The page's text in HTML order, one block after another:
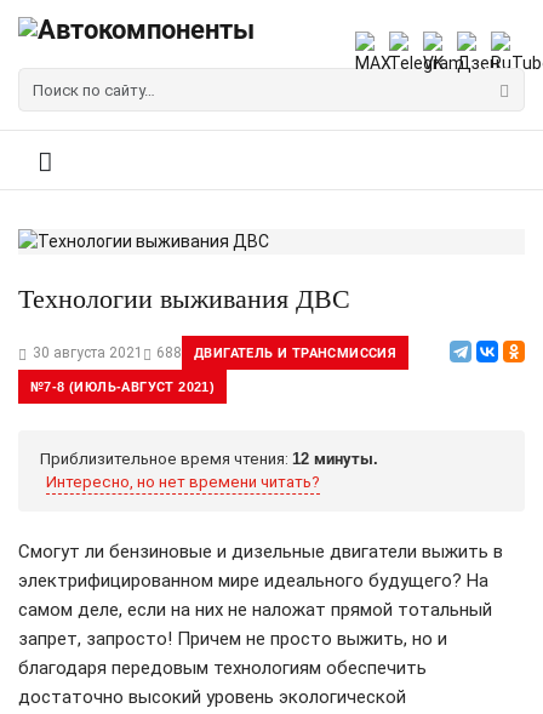
Технологии выживания ДВС
30 августа 2021 688 ДВИГАТЕЛЬ И ТРАНСМИССИЯ
№7-8 (ИЮЛЬ-АВГУСТ 2021)
Приблизительное время чтения: 12 минуты.
Интересно, но нет времени читать?
Смогут ли бензиновые и дизельные двигатели выжить в
электрифицированном мире идеального будущего? На
самом деле, если на них не наложат прямой тотальный
запрет, запросто! Причем не просто выжить, но и
благодаря передовым технологиям обеспечить
достаточно высокий уровень экологической